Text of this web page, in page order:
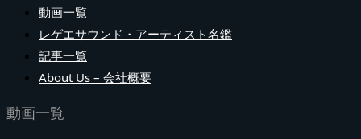
動画一覧
レゲエサウンド・アーティスト名鑑
記事一覧
About Us – 会社概要
動画一覧